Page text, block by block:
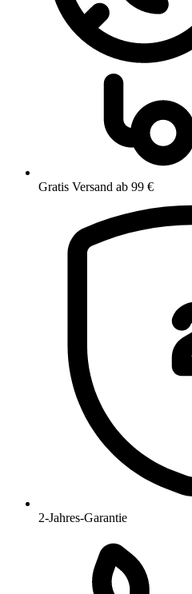
Gratis Versand ab 99 €
2-Jahres-Garantie